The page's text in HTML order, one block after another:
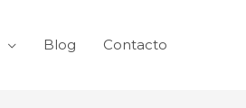
Blog Contacto